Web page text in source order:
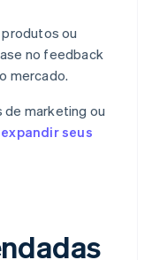
ou
no feedback
mercado.
de marketing ou
expandir seus